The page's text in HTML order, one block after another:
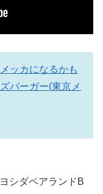
ッカになるかも
バーガー(東京メ
シダペアランドB